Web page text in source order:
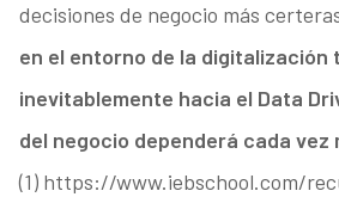
decisiones de negocio más
en el entorno de la digitalización
inevitablemente hacia el Data
del negocio dependerá cada vez
(1) https://www.iebschool.com/